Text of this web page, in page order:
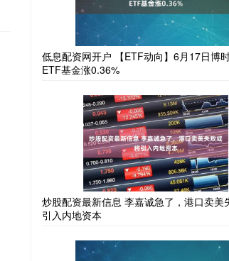
低息配资网开户 【ETF动向】6月17日博
ETF基金涨0.36%
炒股配资最新信息 李嘉诚急了，港口卖美
引入内地资本